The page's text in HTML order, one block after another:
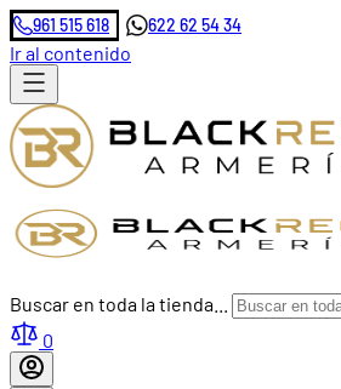
961 515 618 622 62 54 34
Ir al contenido
Buscar en toda la tienda...
0